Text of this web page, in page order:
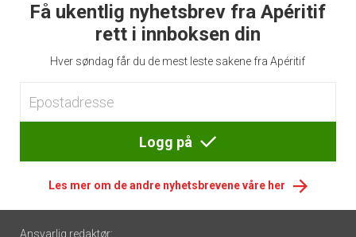
Få ukentlig nyhetsbrev fra Apéritif
rett i innboksen din
Hver søndag får du de mest leste sakene fra Apéritif
Logg på
Les mer om de andre nyhetsbrevene våre her
Footer
Ansvarlig redaktør: